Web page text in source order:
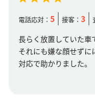
電話応対： 5 接客： 3
長らく放置していた車
それにも嫌な顔せず
対応で助かりました。